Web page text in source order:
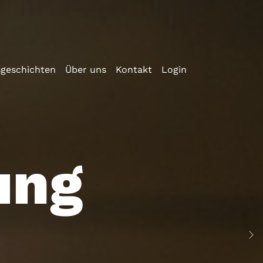
Über uns Kontakt Login